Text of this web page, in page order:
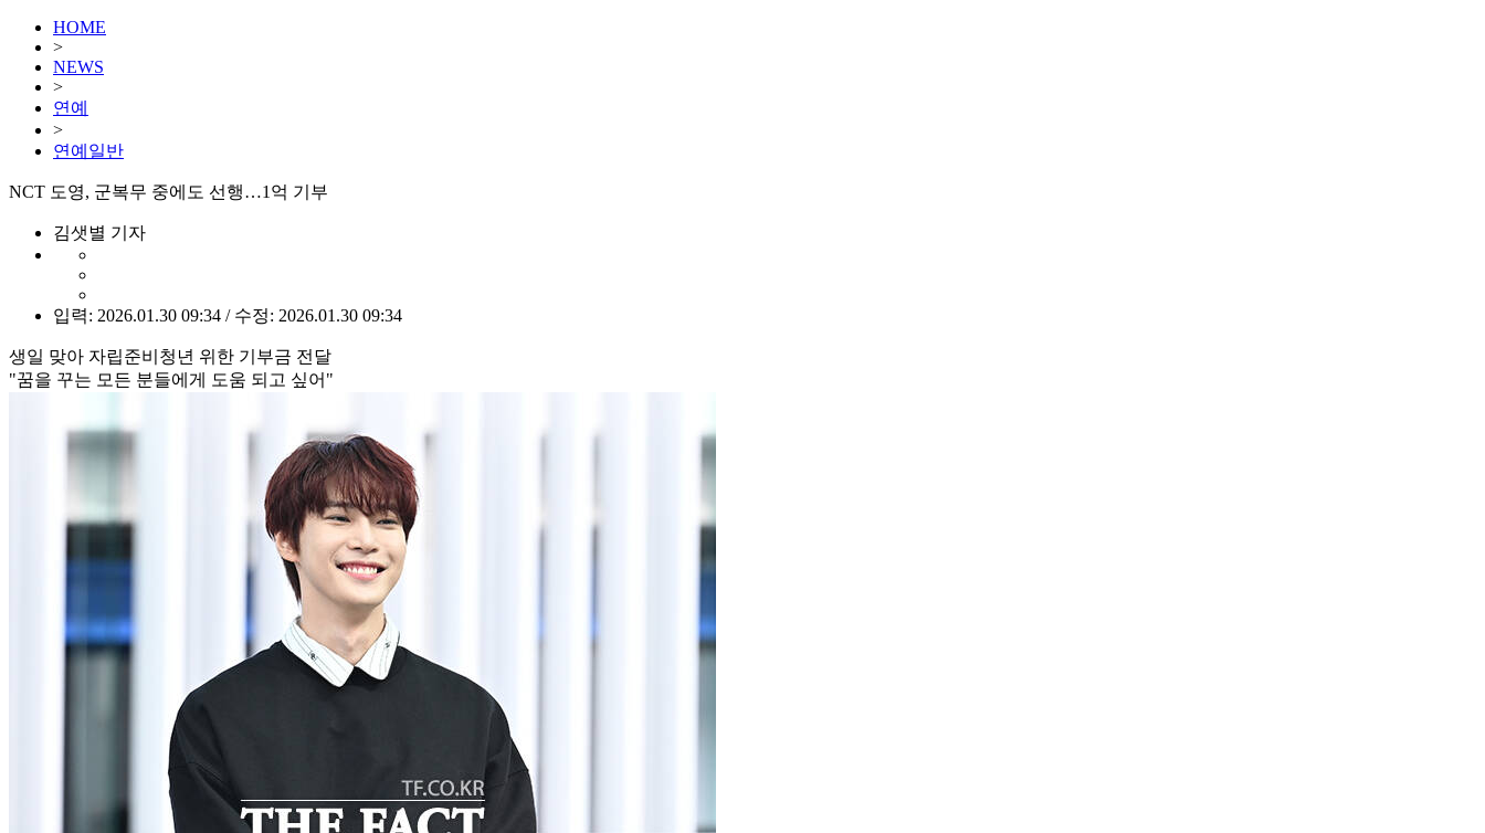
HOME
>
NEWS
>
연예
>
연예일반
NCT 도영, 군복무 중에도 선행…1억 기부
김샛별 기자
입력: 2026.01.30 09:34 / 수정: 2026.01.30 09:34
생일 맞아 자립준비청년 위한 기부금 전달
"꿈을 꾸는 모든 분들에게 도움 되고 싶어"